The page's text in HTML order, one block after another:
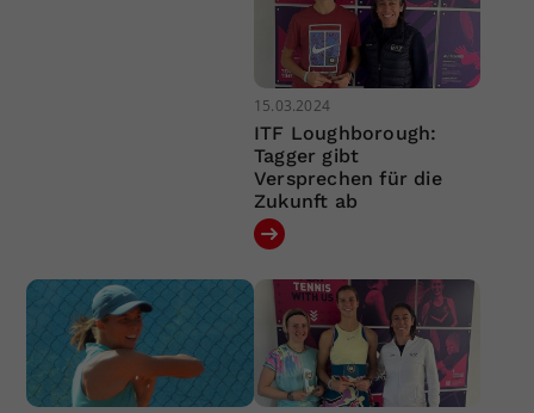
15.03.2024
ITF Loughborough:
Tagger gibt
Versprechen für die
Zukunft ab